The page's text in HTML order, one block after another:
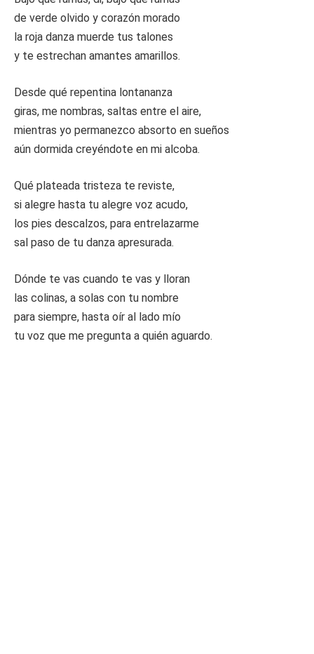
de verde olvido y corazón morado
la roja danza muerde tus talones
y te estrechan amantes amarillos.
Desde qué repentina lontananza
giras, me nombras, saltas entre el aire,
mientras yo permanezco absorto en sueños
aún dormida creyéndote en mi alcoba.
Qué plateada tristeza te reviste,
si alegre hasta tu alegre voz acudo,
los pies descalzos, para entrelazarme
sal paso de tu danza apresurada.
Dónde te vas cuando te vas y lloran
las colinas, a solas con tu nombre
para siempre, hasta oír al lado mío
tu voz que me pregunta a quién aguardo.